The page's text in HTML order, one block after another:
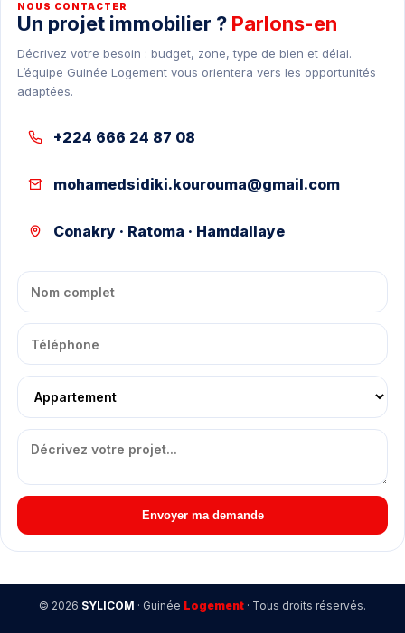
NOUS CONTACTER
Un projet immobilier ? Parlons-en
Décrivez votre besoin : budget, zone, type de bien et délai.
L’équipe Guinée Logement vous orientera vers les opportunités
adaptées.
+224 666 24 87 08
mohamedsidiki.kourouma@gmail.com
Conakry · Ratoma · Hamdallaye
Envoyer ma demande
© 2026 SYLICOM · Guinée Logement · Tous droits réservés.